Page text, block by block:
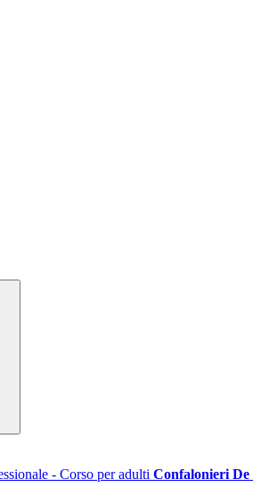
- Corso per adulti Confalonieri